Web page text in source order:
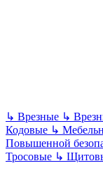
↳ Врезные ↳
Кодовые ↳
Повышенной
Тросовые ↳